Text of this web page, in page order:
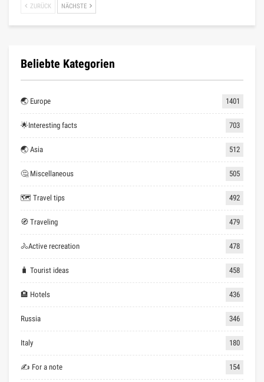
ZURÜCK NÄCHSTE
Beliebte Kategorien
🌏 Europe 1401
🌟Interesting facts 703
🌏 Asia 512
🤔 Miscellaneous 505
🗺 Travel tips 492
🧭 Traveling 479
🚴Active recreation 478
🧳 Tourist ideas 458
🏨 Hotels 436
Russia 346
Italy 180
✍ For a note 154